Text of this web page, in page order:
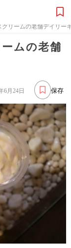
リームの老舗デイリー
ムの老舗
保存
6月24日